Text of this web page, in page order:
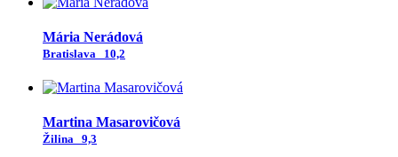
Mária Nerádová
Bratislava 10,2
Martina Masarovičová
Žilina 9,3